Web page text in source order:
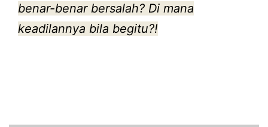
benar-benar bersalah? Di mana
keadilannya bila begitu?!